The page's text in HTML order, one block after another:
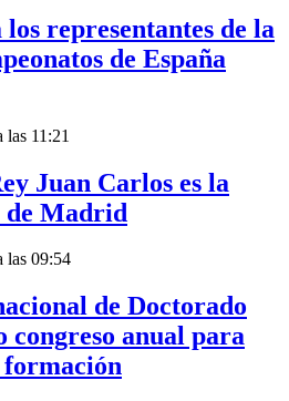
representantes de la
de España
las 11:21
Juan Carlos es la
de Madrid
las 09:54
de Doctorado
congreso anual para
formación